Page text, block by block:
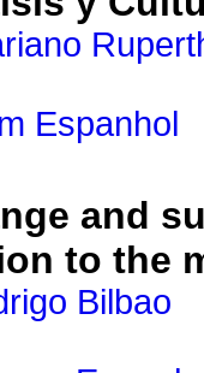
Espanhol
and
to the
Bilbao